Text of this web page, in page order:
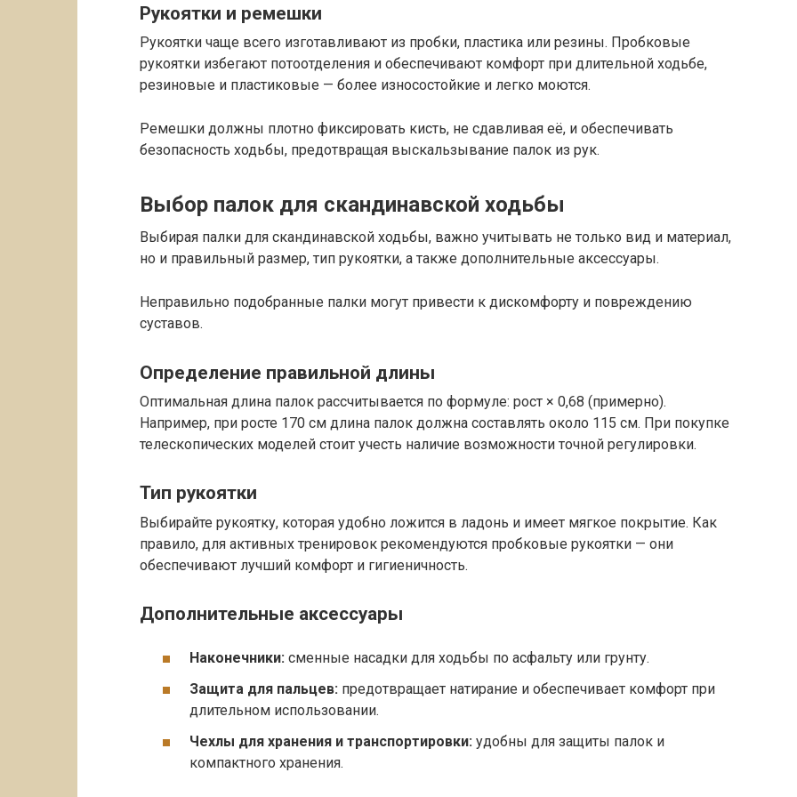
Рукоятки и ремешки
Рукоятки чаще всего изготавливают из пробки, пластика или резины. Пробковые
рукоятки избегают потоотделения и обеспечивают комфорт при длительной ходьбе,
резиновые и пластиковые — более износостойкие и легко моются.
Ремешки должны плотно фиксировать кисть, не сдавливая её, и обеспечивать
безопасность ходьбы, предотвращая выскальзывание палок из рук.
Выбор палок для скандинавской ходьбы
Выбирая палки для скандинавской ходьбы, важно учитывать не только вид и материал,
но и правильный размер, тип рукоятки, а также дополнительные аксессуары.
Неправильно подобранные палки могут привести к дискомфорту и повреждению
суставов.
Определение правильной длины
Оптимальная длина палок рассчитывается по формуле: рост × 0,68 (примерно).
Например, при росте 170 см длина палок должна составлять около 115 см. При покупке
телескопических моделей стоит учесть наличие возможности точной регулировки.
Тип рукоятки
Выбирайте рукоятку, которая удобно ложится в ладонь и имеет мягкое покрытие. Как
правило, для активных тренировок рекомендуются пробковые рукоятки — они
обеспечивают лучший комфорт и гигиеничность.
Дополнительные аксессуары
Наконечники: сменные насадки для ходьбы по асфальту или грунту.
Защита для пальцев: предотвращает натирание и обеспечивает комфорт при
длительном использовании.
Чехлы для хранения и транспортировки: удобны для защиты палок и
компактного хранения.